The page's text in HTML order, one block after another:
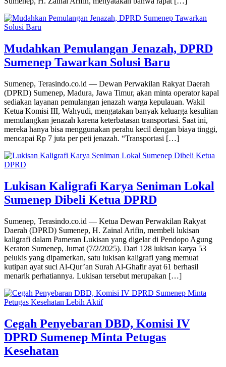
Mudahkan Pemulangan Jenazah, DPRD
Sumenep Tawarkan Solusi Baru
Sumenep, Terasindo.co.id — Dewan Perwakilan Rakyat Daerah
(DPRD) Sumenep, Madura, Jawa Timur, akan minta operator kapal
sediakan layanan pemulangan jenazah warga kepulauan. Wakil
Ketua Komisi III, Wahyudi, mengatakan banyak keluarga kesulitan
memulangkan jenazah karena keterbatasan transportasi. Saat ini,
mereka hanya bisa menggunakan perahu kecil dengan biaya tinggi,
mencapai Rp 7 juta per peti jenazah. “Transportasi […]
Lukisan Kaligrafi Karya Seniman Lokal
Sumenep Dibeli Ketua DPRD
Sumenep, Terasindo.co.id — Ketua Dewan Perwakilan Rakyat
Daerah (DPRD) Sumenep, H. Zainal Arifin, membeli lukisan
kaligrafi dalam Pameran Lukisan yang digelar di Pendopo Agung
Keraton Sumenep, Jumat (7/2/2025). Dari 128 lukisan karya 53
pelukis yang dipamerkan, satu lukisan kaligrafi yang memuat
kutipan ayat suci Al-Qur’an Surah Al-Ghafir ayat 61 berhasil
menarik perhatiannya. Lukisan tersebut merupakan […]
Cegah Penyebaran DBD, Komisi IV
DPRD Sumenep Minta Petugas
Kesehatan